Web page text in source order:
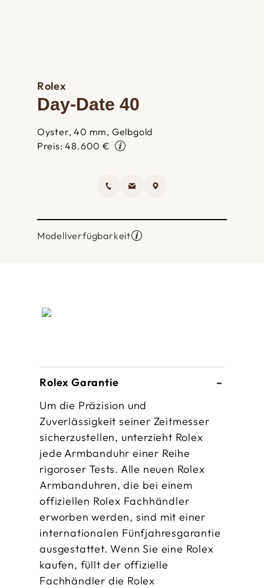
Rolex
Day-Date 40
Oyster, 40 mm, Gelbgold
Preis: 48.600 €
Modellverfügbarkeit
Rolex Garantie
Um die Präzision und
Zuverlässigkeit seiner Zeitmesser
sicherzustellen, unterzieht Rolex
jede Armbanduhr einer Reihe
rigoroser Tests. Alle neuen Rolex
Armbanduhren, die bei einem
offiziellen Rolex Fachhändler
erworben werden, sind mit einer
internationalen Fünfjahres­garantie
ausgestattet. Wenn Sie eine Rolex
kaufen, füllt der offizielle
Fachhändler die Rolex